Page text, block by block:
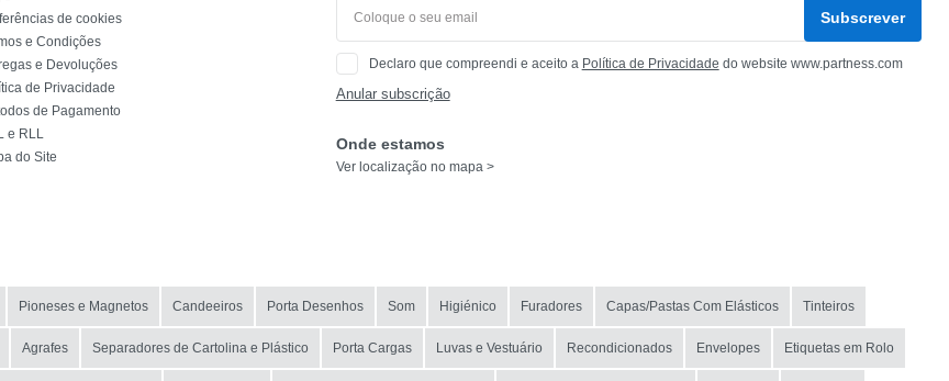
de cookies
e Condições
e Devoluções
de Privacidade
de Pagamento
e RLL
do Site
Subscrever
Declaro que compreendi e aceito a Política de Privacidade do website www.partness.com
Anular subscrição
Onde estamos
Ver localização no mapa >
Pioneses e Magnetos Candeeiros Porta Desenhos Som Higiénico Furadores Capas/Pastas Com Elásticos Tinteiros
Agrafes Separadores de Cartolina e Plástico Porta Cargas Luvas e Vestuário Recondicionados Envelopes Etiquetas em Rolo
CATEGORIA